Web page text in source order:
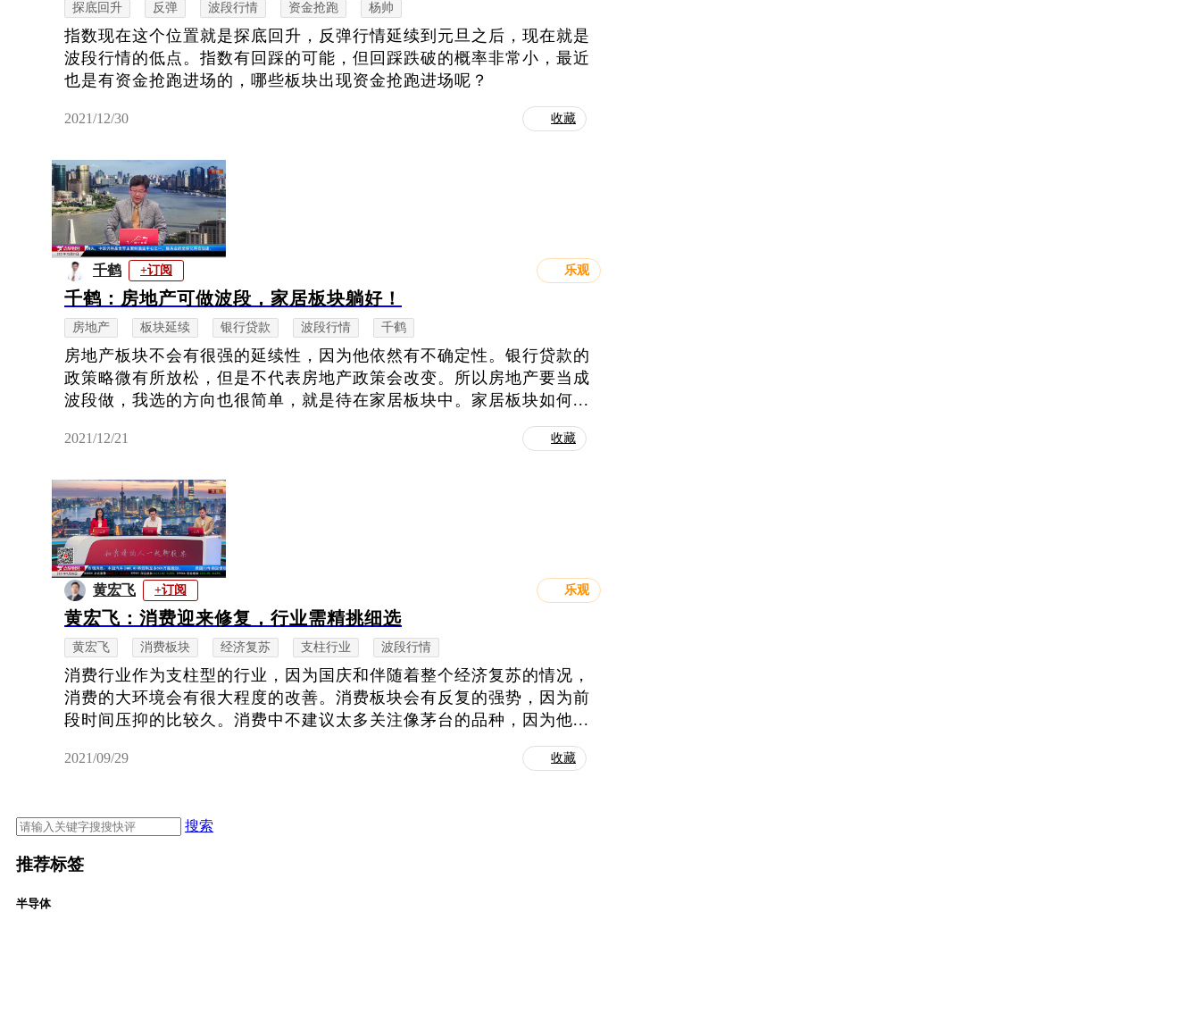
探底回升 反弹 波段行情 资金抢跑 杨帅
指数现在这个位置就是探底回升，反弹行情延续到元旦之后，现在就是
波段行情的低点。指数有回踩的可能，但回踩跌破的概率非常小，最近
也是有资金抢跑进场的，哪些板块出现资金抢跑进场呢？
2021/12/30 收藏
千鹤 +订阅 乐观
千鹤：房地产可做波段，家居板块躺好！
房地产 板块延续 银行贷款 波段行情 千鹤
房地产板块不会有很强的延续性，因为他依然有不确定性。银行贷款的
政策略微有所放松，但是不代表房地产政策会改变。所以房地产要当成
波段做，我选的方向也很简单，就是待在家居板块中。家居板块如何...
2021/12/21 收藏
黄宏飞 +订阅 乐观
黄宏飞：消费迎来修复，行业需精挑细选
黄宏飞 消费板块 经济复苏 支柱行业 波段行情
消费行业作为支柱型的行业，因为国庆和伴随着整个经济复苏的情况，
消费的大环境会有很大程度的改善。消费板块会有反复的强势，因为前
段时间压抑的比较久。消费中不建议太多关注像茅台的品种，因为他...
2021/09/29 收藏
搜索
推荐标签
半导体